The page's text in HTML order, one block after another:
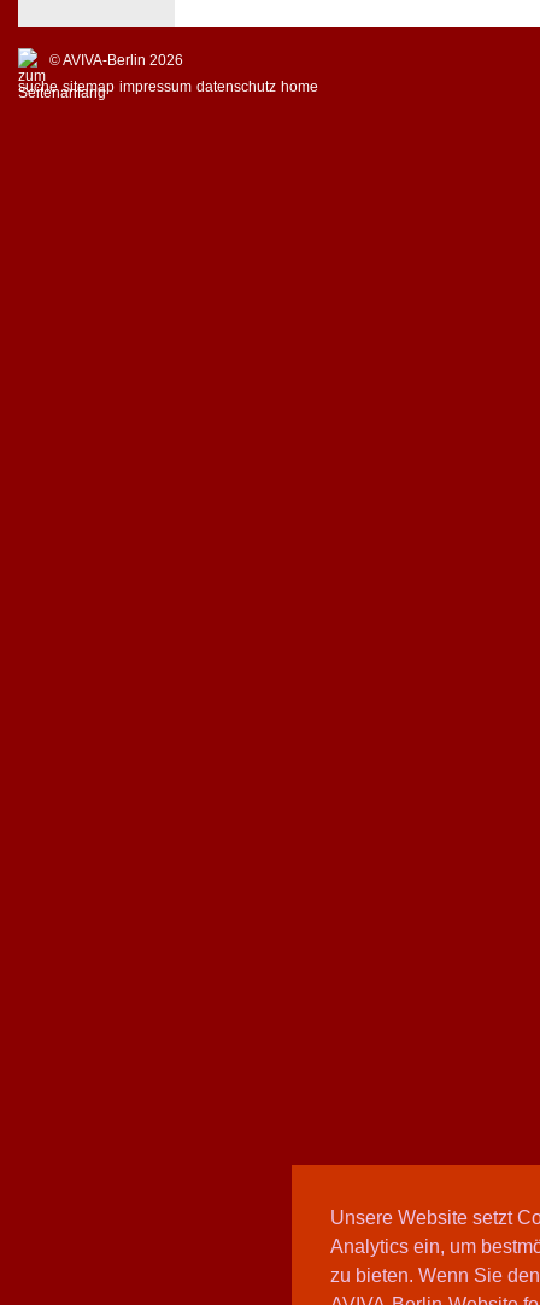
Unsere Website setzt
Analytics ein, um
zu bieten. Wenn Sie
© AVIVA-Berlin 2026
suche sitemap impressum datenschutz home